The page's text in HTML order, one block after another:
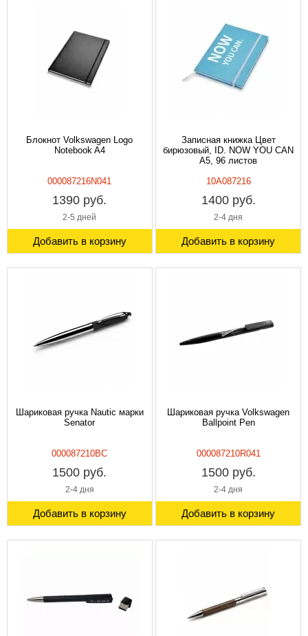
Блокнот Volkswagen Logo
Notebook A4
000087216N041
1390 руб.
2-5 дней
Добавить в корзину
Записная книжка Цвет
бирюзовый, ID. NOW YOU CAN
A5, 96 листов
10A087216
1400 руб.
2-4 дня
Добавить в корзину
Шариковая ручка Nautic марки
Senator
000087210BC
1500 руб.
2-4 дня
Добавить в корзину
Шариковая ручка Volkswagen
Ballpoint Pen
000087210R041
1500 руб.
2-4 дня
Добавить в корзину